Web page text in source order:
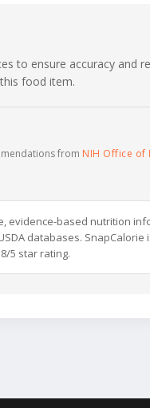
to ensure accuracy and
food item.
from NIH Office of
evidence-based nutrition
databases. SnapCalorie
5 star rating.